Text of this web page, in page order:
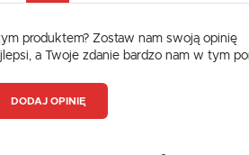
produktem? Zostaw nam swoją opinię
a Twoje zdanie bardzo nam w tym
DODAJ OPINIĘ